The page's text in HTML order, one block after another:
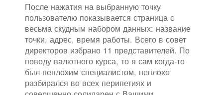
После нажатия на выбранную точку
пользователю показывается страница с
весьма скудным набором данных: название
точки, адрес, время работы. Всего в совет
директоров избрано 11 представителей. По
поводу валютного курса, то я сам когда-то
был неплохим специалистом, неплохо
разбирался во всех перипетиях и